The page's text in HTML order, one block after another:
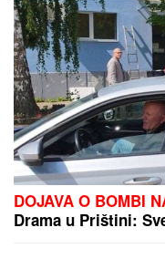
DOJAVA O BOMBI
Drama u Prištini: